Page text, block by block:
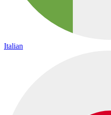
Italian